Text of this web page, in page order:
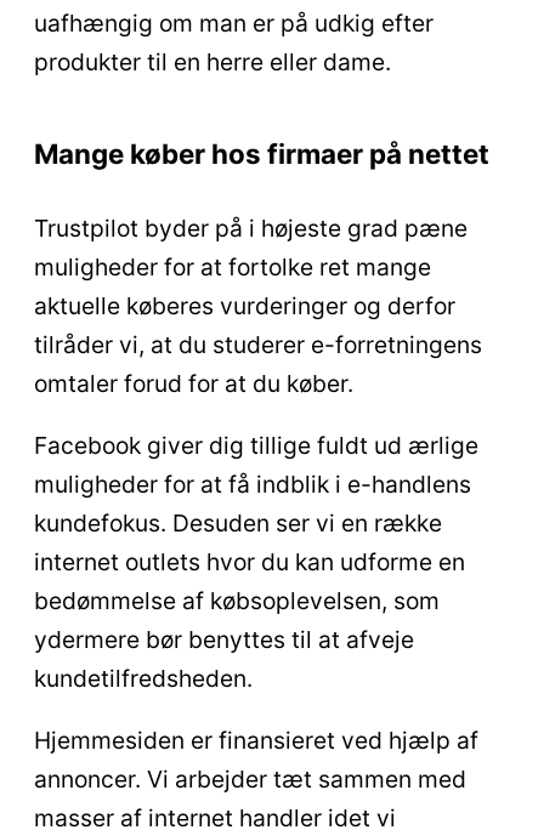
uafhængig om man er på udkig efter
produkter til en herre eller dame.
Mange køber hos firmaer på nettet
Trustpilot byder på i højeste grad pæne
muligheder for at fortolke ret mange
aktuelle køberes vurderinger og derfor
tilråder vi, at du studerer e-forretningens
omtaler forud for at du køber.
Facebook giver dig tillige fuldt ud ærlige
muligheder for at få indblik i e-handlens
kundefokus. Desuden ser vi en række
internet outlets hvor du kan udforme en
bedømmelse af købsoplevelsen, som
ydermere bør benyttes til at afveje
kundetilfredsheden.
Hjemmesiden er finansieret ved hjælp af
annoncer. Vi arbejder tæt sammen med
masser af internet handler idet vi